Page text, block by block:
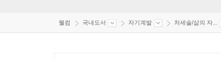
웰컴 국내도서 자기계발 처세술/삶의 자...